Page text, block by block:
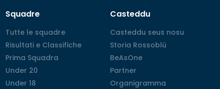
Squadre
Tutte le squadre
Tutte le squadre
Risultati e Classifiche
Risultati e Classifiche
Prima Squadra
Prima Squadra
Under 20
Under 20
Under 18
Under 18
Casteddu
Casteddu seus nosu
Casteddu seus nosu
Storia Rossoblù
Storia Rossoblù
BeAsOne
BeAsOne
Partner
Partner
Organigramma
Organigramma